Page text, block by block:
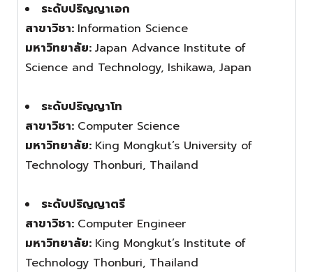
ระดับปริญญาเอก
สาขาวิชา: Information Science
มหาวิทยาลัย: Japan Advance Institute of
Science and Technology, Ishikawa, Japan
ระดับปริญญาโท
สาขาวิชา: Computer Science
มหาวิทยาลัย: King Mongkut’s University of
Technology Thonburi, Thailand
ระดับปริญญาตรี
สาขาวิชา: Computer Engineer
มหาวิทยาลัย: King Mongkut’s Institute of
Technology Thonburi, Thailand